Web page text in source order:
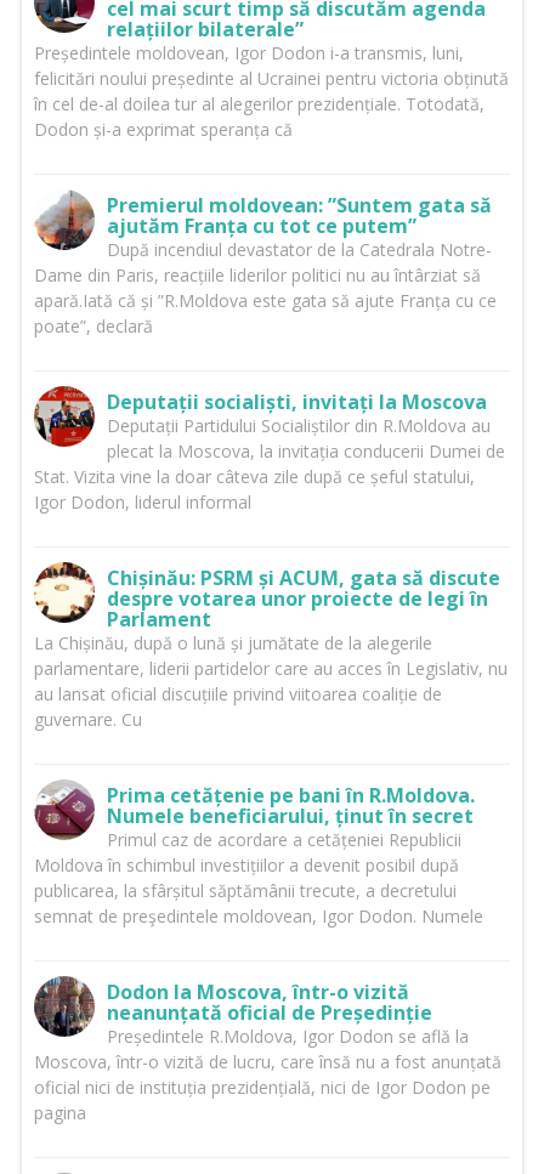
cel mai scurt timp să discutăm agenda
relațiilor bilaterale”
Președintele moldovean, Igor Dodon i-a transmis, luni,
felicitări noului președinte al Ucrainei pentru victoria obținută
în cel de-al doilea tur al alegerilor prezidențiale. Totodată,
Dodon și-a exprimat speranța că
Premierul moldovean: ”Suntem gata să
ajutăm Franța cu tot ce putem”
După incendiul devastator de la Catedrala Notre-
Dame din Paris, reacțiile liderilor politici nu au întârziat să
apară.Iată că și ”R.Moldova este gata să ajute Franța cu ce
poate”, declară
Deputații socialiști, invitați la Moscova
Deputații Partidului Socialiștilor din R.Moldova au
plecat la Moscova, la invitația conducerii Dumei de
Stat. Vizita vine la doar câteva zile după ce șeful statului,
Igor Dodon, liderul informal
Chișinău: PSRM și ACUM, gata să discute
despre votarea unor proiecte de legi în
Parlament
La Chișinău, după o lună și jumătate de la alegerile
parlamentare, liderii partidelor care au acces în Legislativ, nu
au lansat oficial discuțiile privind viitoarea coaliție de
guvernare. Cu
Prima cetățenie pe bani în R.Moldova.
Numele beneficiarului, ținut în secret
Primul caz de acordare a cetățeniei Republicii
Moldova în schimbul investițiilor a devenit posibil după
publicarea, la sfârșitul săptămânii trecute, a decretului
semnat de preşedintele moldovean, Igor Dodon. Numele
Dodon la Moscova, într-o vizită
neanunțată oficial de Președinție
Președintele R.Moldova, Igor Dodon se află la
Moscova, într-o vizită de lucru, care însă nu a fost anunțată
oficial nici de instituția prezidențială, nici de Igor Dodon pe
pagina